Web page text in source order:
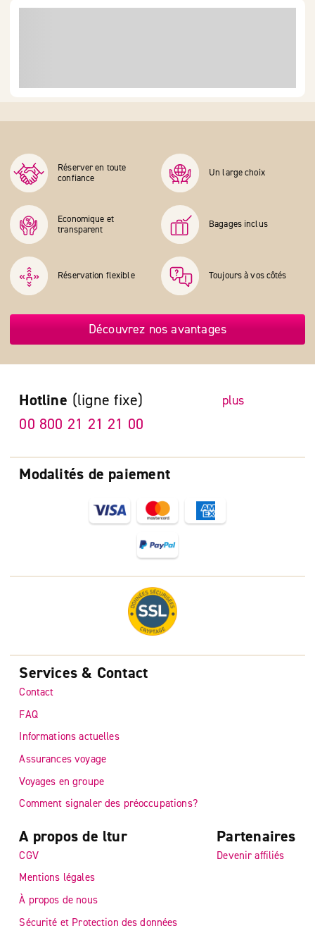
Réserver en toute
confiance
Un large choix
Economique et
transparent
Bagages inclus
Réservation flexible Toujours à vos côtés
Découvrez nos avantages
Modalités de paiement
Hotline (ligne fixe) plus
00 800 21 21 21 00
Services & Contact
Contact
FAQ
Informations actuelles
Assurances voyage
Voyages en groupe
Comment signaler des préoccupations?
A propos de ltur
CGV
Mentions légales
À propos de nous
Sécurité et Protection des données
Partenaires
Devenir affiliés